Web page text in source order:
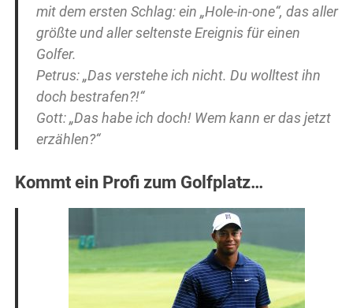
mit dem ersten Schlag: ein „Hole-in-one“, das aller
größte und aller seltenste Ereignis für einen
Golfer.
Petrus: „Das verstehe ich nicht. Du wolltest ihn
doch bestrafen?!“
Gott: „Das habe ich doch! Wem kann er das jetzt
erzählen?“
Kommt ein Profi zum Golfplatz…